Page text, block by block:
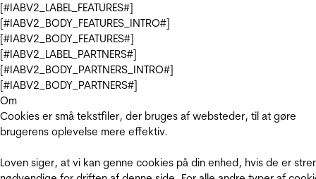
[#IABV2_LABEL_FEATURES#]
[#IABV2_BODY_FEATURES_INTRO#]
[#IABV2_BODY_FEATURES#]
[#IABV2_LABEL_PARTNERS#]
[#IABV2_BODY_PARTNERS_INTRO#]
[#IABV2_BODY_PARTNERS#]
Om
Cookies er små tekstfiler, der bruges af websteder, til at gøre
brugerens oplevelse mere effektiv.
Loven siger, at vi kan genne cookies på din enhed, hvis de er